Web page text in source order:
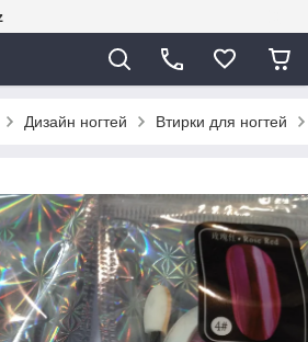
Дизайн ногтей Втирки для ногтей